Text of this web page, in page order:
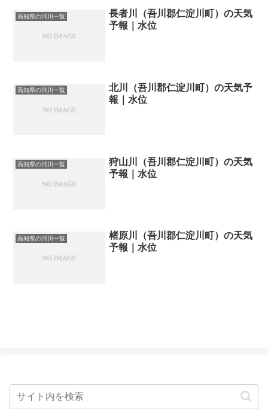
高知県の河川一覧
長者川（吾川郡仁淀川町）の天気
予報｜水位
高知県の河川一覧
北川（吾川郡仁淀川町）の天気予
報｜水位
高知県の河川一覧
狩山川（吾川郡仁淀川町）の天気
予報｜水位
高知県の河川一覧
楮原川（吾川郡仁淀川町）の天気
予報｜水位